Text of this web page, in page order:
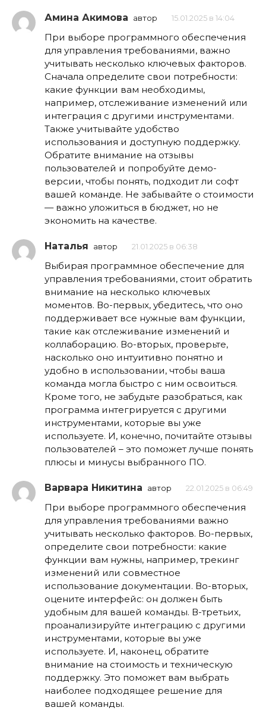
Амина Акимова автор 15.01.2025 в 14:04
При выборе программного обеспечения
для управления требованиями, важно
учитывать несколько ключевых факторов.
Сначала определите свои потребности:
какие функции вам необходимы,
например, отслеживание изменений или
интеграция с другими инструментами.
Также учитывайте удобство
использования и доступную поддержку.
Обратите внимание на отзывы
пользователей и попробуйте демо-
версии, чтобы понять, подходит ли софт
вашей команде. Не забывайте о стоимости
— важно уложиться в бюджет, но не
экономить на качестве.
Наталья автор 21.01.2025 в 06:38
Выбирая программное обеспечение для
управления требованиями, стоит обратить
внимание на несколько ключевых
моментов. Во-первых, убедитесь, что оно
поддерживает все нужные вам функции,
такие как отслеживание изменений и
коллаборацию. Во-вторых, проверьте,
насколько оно интуитивно понятно и
удобно в использовании, чтобы ваша
команда могла быстро с ним освоиться.
Кроме того, не забудьте разобраться, как
программа интегрируется с другими
инструментами, которые вы уже
используете. И, конечно, почитайте отзывы
пользователей – это поможет лучше понять
плюсы и минусы выбранного ПО.
Варвара Никитина автор 22.01.2025 в 06:49
При выборе программного обеспечения
для управления требованиями важно
учитывать несколько факторов. Во-первых,
определите свои потребности: какие
функции вам нужны, например, трекинг
изменений или совместное
использование документации. Во-вторых,
оцените интерфейс: он должен быть
удобным для вашей команды. В-третьих,
проанализируйте интеграцию с другими
инструментами, которые вы уже
используете. И, наконец, обратите
внимание на стоимость и техническую
поддержку. Это поможет вам выбрать
наиболее подходящее решение для
вашей команды.